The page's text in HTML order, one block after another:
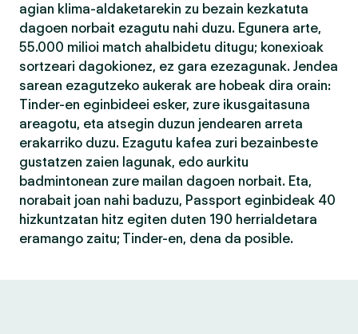
agian klima-aldaketarekin zu bezain kezkatuta
dagoen norbait ezagutu nahi duzu. Egunera arte,
55.000 milioi match ahalbidetu ditugu; konexioak
sortzeari dagokionez, ez gara ezezagunak. Jendea
sarean ezagutzeko aukerak are hobeak dira orain:
Tinder-en eginbideei esker, zure ikusgaitasuna
areagotu, eta atsegin duzun jendearen arreta
erakarriko duzu. Ezagutu kafea zuri bezainbeste
gustatzen zaien lagunak, edo aurkitu
badmintonean zure mailan dagoen norbait. Eta,
norabait joan nahi baduzu, Passport eginbideak 40
hizkuntzatan hitz egiten duten 190 herrialdetara
eramango zaitu; Tinder-en, dena da posible.